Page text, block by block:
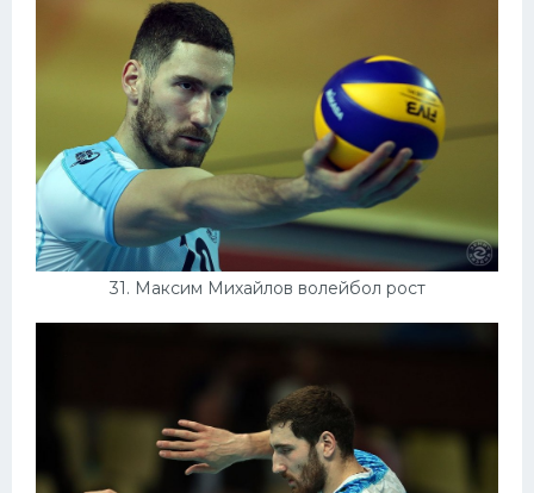
31. Максим Михайлов волейбол рост